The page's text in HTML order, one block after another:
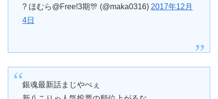
? ほむら@Free!3期🎊 (@maka0316) 2017年12月
4日
銀魂最新話まじやべぇ